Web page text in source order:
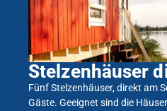
Stelzenhäuser
Fünf Stelzenhäuser, direkt am
Gäste. Geeignet sind die